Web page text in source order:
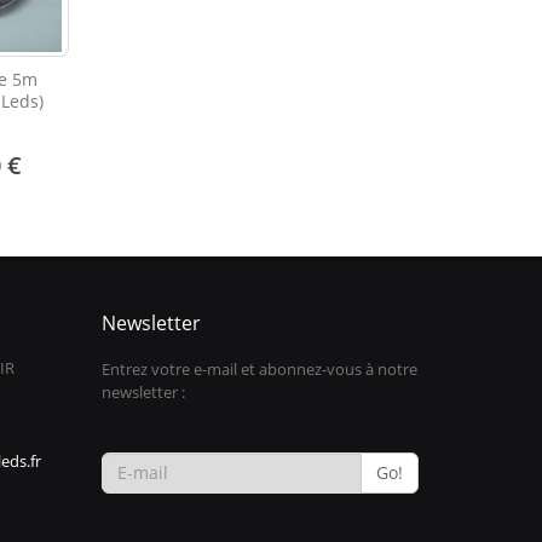
5m
€
Newsletter
Entrez votre e-mail et abonnez-vous à notre
newsletter :
Go!